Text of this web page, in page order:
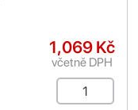
1,069 Kč
včetně DPH